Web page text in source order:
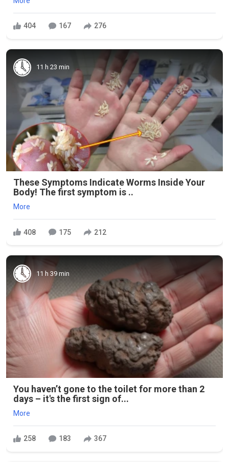
404 167 276
11 h 23 min
These Symptoms Indicate Worms Inside Your
Body! The first symptom is ..
More
408 175 212
11 h 39 min
You haven’t gone to the toilet for more than 2
days – it's the first sign of...
More
258 183 367